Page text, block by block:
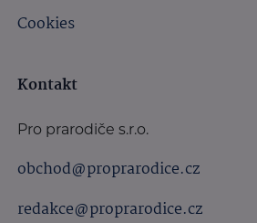
Cookies
Kontakt
Pro prarodiče s.r.o.
obchod@proprarodice.cz
redakce@proprarodice.cz